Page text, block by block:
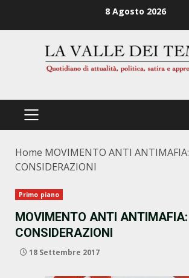
8 Agosto 2026
PRIMÄRES
Home MOVIMENTO ANTI ANTIMAFIA:
CONSIDERAZIONI
Primo piano
MOVIMENTO ANTI ANTIMAFIA:
CONSIDERAZIONI
18 Settembre 2017